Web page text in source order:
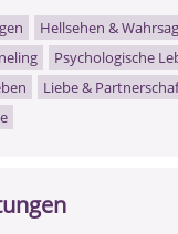
Hellsehen &
Psychologische
Liebe &